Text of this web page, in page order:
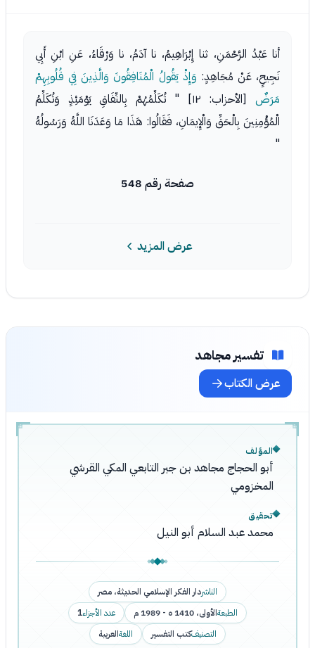
أنا عَبْدُ الرَّحْمَنِ، ثنا إِبْرَاهِيمُ، نا آدَمُ، نا وَرْقَاءُ، عَنِ ابْنِ أَبِي
نَجِيحٍ، عَنْ مُجَاهِدٍ: وَإِذْ يَقُولُ الْمُنَافِقُونَ وَالَّذِينَ فِي قُلُوبِهِمْ
مَرَضٌ
[الأحزاب: ١٢] " تُكَلِّمُهُمْ بِالنِّفَاقِ يَوْمَئِذٍ وَتُكَلِّمُ
الْمُؤْمِنِينَ بِالْحَقِّ وَالْإِيمَانِ، فَقَالُوا: هَذَا مَا وَعَدَنَا اللَّهُ وَرَسُولُهُ
"
صفحة رقم 548
عرض المزيد
تفسير مجاهد
عرض الكتاب
المؤلف
أبو الحجاج مجاهد بن جبر التابعي المكي القرشي
المخزومي
تحقيق
محمد عبد السلام أبو النيل
الناشردار الفكر الإسلامي الحديثة، مصر
الطبعةالأولى، 1410 ه - 1989 م عدد الأجزاء1
التصنيفكتب التفسير اللغةالعربية